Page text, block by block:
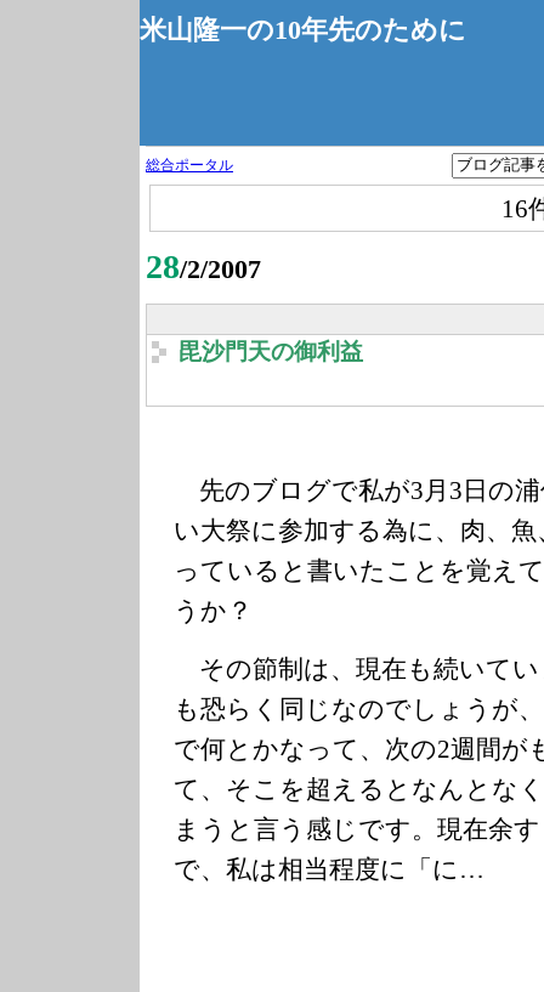
米山隆一の10年先のために
総合ポータル
16
28/2/2007
毘沙門天の御利益
先のブログで私が3月3日の
い大祭に参加する為に、肉、
っていると書いたことを覚え
うか？
その節制は、現在も続いて
も恐らく同じなのでしょうが
で何とかなって、次の2週間が
て、そこを超えるとなんとな
まうと言う感じです。現在余
で、私は相当程度に「に…